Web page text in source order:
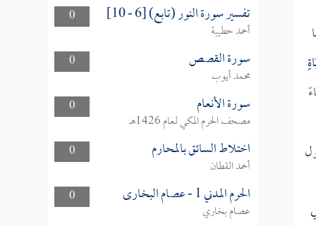
0
تفسير سورة النور (تابع) [6 - 10]
أحمد حطيبة
0
سورة القصص
محمد أيوب
0
سورة الأنعام
مصحف الحرم المكي لعام 1426هـ
0
اختلاط السائق بالمحارم
أحمد القطان
0
الحرم المدني 1 - عصام البخارى
عصام بخاري